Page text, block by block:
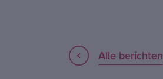
Alle berichten